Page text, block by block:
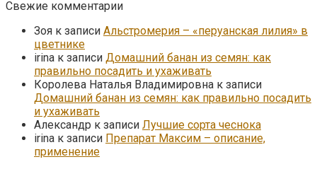
Свежие комментарии
Зоя к записи Альстромерия – «перуанская лилия» в
цветнике
irina к записи Домашний банан из семян: как
правильно посадить и ухаживать
Королева Наталья Владимировна к записи
Домашний банан из семян: как правильно посадить
и ухаживать
Александр к записи Лучшие сорта чеснока
irina к записи Препарат Максим – описание,
применение